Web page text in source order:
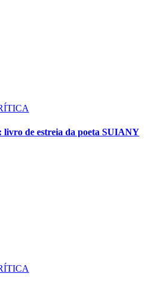
livro de estreia da poeta SUIANY